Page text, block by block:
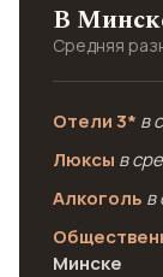
В
Средняя
Отели 3* в
Люксы в
Алкоголь в
Минске